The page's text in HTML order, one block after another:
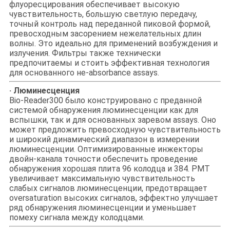
флуоресцирования обеспечивает высокую
чувствительность, большую светлую передачу,
точный контроль над переданной пиковой формой,
превосходным засорением нежелательных длин
волны. Это идеально для применений возбуждения и
излучения. Фильтры также технически
предпочитаемы и стоить эффективная технология
для основанного не-absorbance assays.
· Люминесценция
Bio-Reader300 было конструировано с преданной
системой обнаружения люминесценции как для
вспышки, так и для основанных заревом assays. Оно
может предложить превосходную чувствительность
и широкий динамический диапазон в измерении
люминесценции. Оптимизированные инжекторы
двойн-канала точности обеспечить проведение
обнаружения хорошая плита 96 колодца и 384. PMT
увеличивает максимальную чувствительность
слабых сигналов люминесценции, предотвращает
oversaturation высоких сигналов, эффектно улучшает
ряд обнаружения люминесценции и уменьшает
помеху сигнала между колодцами.